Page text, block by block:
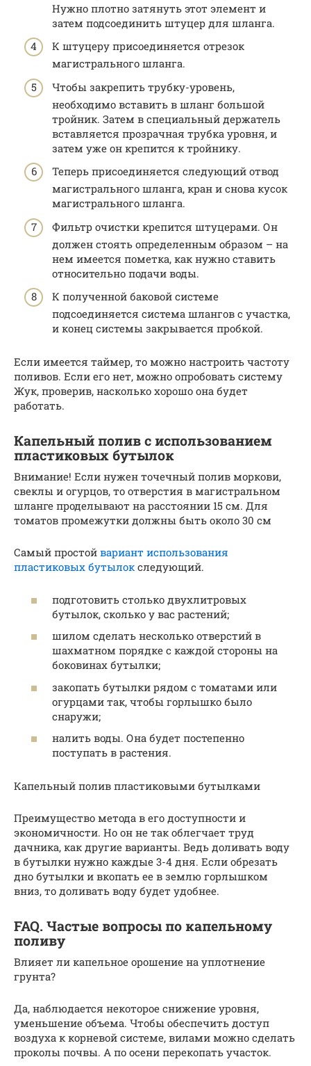
Нужно плотно затянуть этот элемент и
затем подсоединить штуцер для шланга.
К штуцеру присоединяется отрезок
магистрального шланга.
Чтобы закрепить трубку-уровень,
необходимо вставить в шланг большой
тройник. Затем в специальный держатель
вставляется прозрачная трубка уровня, и
затем уже он крепится к тройнику.
Теперь присоединяется следующий отвод
магистрального шланга, кран и снова кусок
магистрального шланга.
Фильтр очистки крепится штуцерами. Он
должен стоять определенным образом – на
нем имеется пометка, как нужно ставить
относительно подачи воды.
К полученной баковой системе
подсоединяется система шлангов с участка,
и конец системы закрывается пробкой.
Если имеется таймер, то можно настроить частоту
поливов. Если его нет, можно опробовать систему
Жук, проверив, насколько хорошо она будет
работать.
Капельный полив с использованием
пластиковых бутылок
Внимание! Если нужен точечный полив моркови,
свеклы и огурцов, то отверстия в магистральном
шланге проделывают на расстоянии 15 см. Для
томатов промежутки должны быть около 30 см
Самый простой вариант использования
пластиковых бутылок следующий.
подготовить столько двухлитровых
бутылок, сколько у вас растений;
шилом сделать несколько отверстий в
шахматном порядке с каждой стороны на
боковинах бутылки;
закопать бутылки рядом с томатами или
огурцами так, чтобы горлышко было
снаружи;
налить воды. Она будет постепенно
поступать в растения.
Капельный полив пластиковыми бутылками
Преимущество метода в его доступности и
экономичности. Но он не так облегчает труд
дачника, как другие варианты. Ведь доливать воду
в бутылки нужно каждые 3-4 дня. Если обрезать
дно бутылки и вкопать ее в землю горлышком
вниз, то доливать воду будет удобнее.
FAQ. Частые вопросы по капельному
поливу
Влияет ли капельное орошение на уплотнение
грунта?
Да, наблюдается некоторое снижение уровня,
уменьшение объема. Чтобы обеспечить доступ
воздуха к корневой системе, вилами можно сделать
проколы почвы. А по осени перекопать участок.